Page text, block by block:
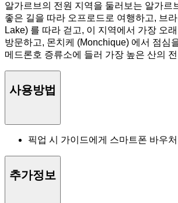
알가르브의 전원 지역을 둘러보는 알가르
좋은 길을 따라 오프로드로 여행하고, 브
Lake) 를 따라 걷고, 이 지역에서 가장 오
방문하고, 몬치케 (Monchique) 에서 점심
메드론호 증류소에 들러 가장 높은 산의
사용방법
픽업 시 가이드에게 스마트폰 바우
추가정보